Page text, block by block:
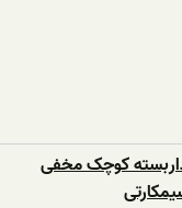
کوچک مخفی